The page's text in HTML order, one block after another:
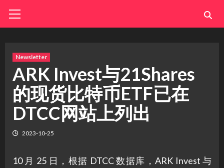
Menu
Newsletter
ARK Invest与21Shares
的现货比特币ETF已在
DTCC网站上列出
2023-10-25
10 月 25 日，根据 DTCC 数据库，ARK Invest 与